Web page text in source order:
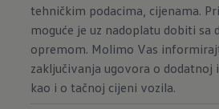
tehničkim podacima, cijenama.
moguće je uz nadoplatu dobiti sa
opremom. Molimo Vas
zaključivanja ugovora o dodatnoj
kao i o tačnoj cijeni vozila.